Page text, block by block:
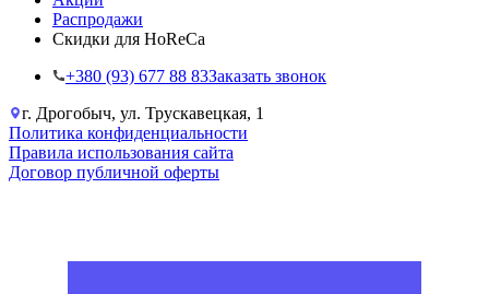
Распродажи
Скидки для HoReCa
+38‎0 (93) 677 88 83Заказать звонок
г. Дрогобыч, ул. Трускавецкая, 1
Политика конфиденциальности
Правила использования сайта
Договор публичной оферты